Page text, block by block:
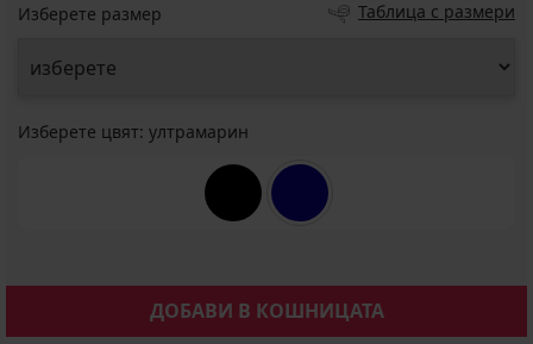
Изберете размер Таблица с размери
Изберете цвят: ултрамарин
ДОБАВИ В КОШНИЦАТА